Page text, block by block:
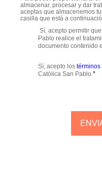
almacenar, procesar y dar
aceptas que almacenemos
casilla que está a
Sí, acepto permitir
Pablo realice el
documento contenido
Sí, acepto los
Católica San Pablo.*